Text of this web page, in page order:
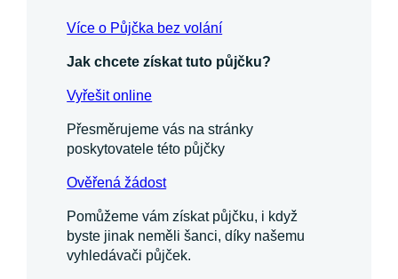
Více o Půjčka bez volání
Jak chcete získat tuto půjčku?
Vyřešit online
Přesměrujeme vás na stránky
poskytovatele této půjčky
Ověřená žádost
Pomůžeme vám získat půjčku, i když
byste jinak neměli šanci, díky našemu
vyhledávači půjček.